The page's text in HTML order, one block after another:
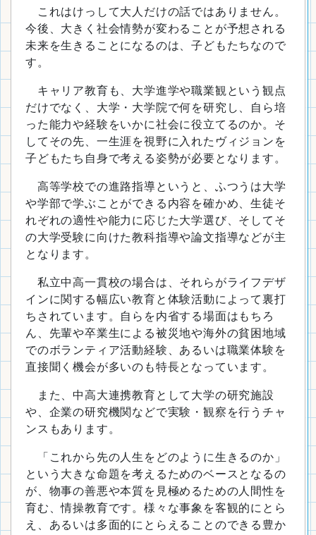
これはけっして大人だけの話ではありません。
今後、大きく社会情勢が変わることが予想される
未来を生きることになるのは、子どもたちなので
す。
キャリア教育も、大学進学や職業観という観点
だけでなく、大学・大学院で何を研究し、自ら培
った能力や経験をいかに社会に役立てるのか。そ
してその先、一生涯を視野に入れたヴィジョンを
子どもたち自身で考える姿勢が必要となります。
高等学校での進路指導というと、ふつうは大学
や学部で学ぶことができる内容を確かめ、生徒そ
れぞれの適性や能力に応じた大学選び、そしてそ
の大学受験に向けた教科指導や論文指導などが主
となります。
私立中高一貫校の場合は、それらがライフデザ
インに関する幅広い教育と体験活動によって裏打
ちされています。自らを内省する場面はもちろ
ん、先輩や卒業生による被災地や海外の貧困地域
でのボランティア活動経験、あるいは職業体験を
直接聞く機会が多いのも特長となっています。
また、中高大連携教育として大学の研究施設
や、企業の研究機関などで実験・観察を行うチャ
ンスもあります。
「これから先の人生をどのように生きるのか」
という大きな命題を考えるためのベースとなるの
が、物事の善悪や本質を見極めるための人間性を
育む、情操教育です。様々な事象を客観的にとら
え、あるいは多面的にとらえることのできる豊か